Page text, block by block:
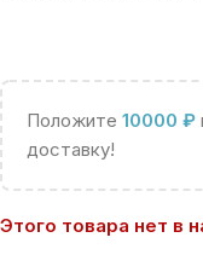
Положите 10000 ₽
доставку!
Этого товара нет в